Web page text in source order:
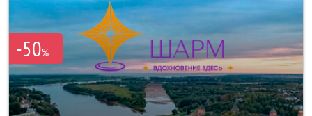
-50%